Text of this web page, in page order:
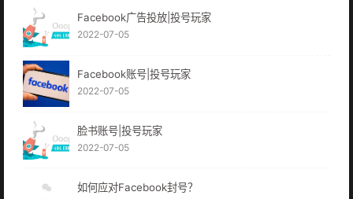
Facebook广告投放|投号玩家
2022-07-05
Facebook账号|投号玩家
2022-07-05
脸书账号|投号玩家
2022-07-05
如何应对Facebook封号？